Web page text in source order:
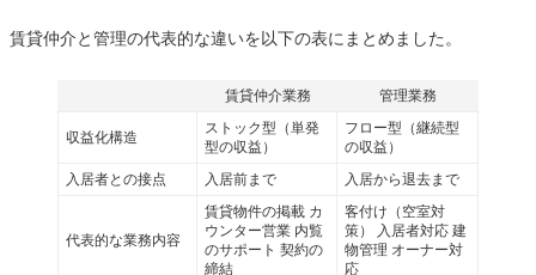
賃貸仲介と管理の代表的な違いを以下の表にまとめました。
賃貸仲介業務 管理業務
収益化構造
ストック型（単発
型の収益）
フロー型（継続型
の収益）
入居者との接点 入居前まで 入居から退去まで
代表的な業務内容
賃貸物件の掲載 カ
ウンター営業 内覧
のサポート 契約の
締結
客付け（空室対
策） 入居者対応 建
物管理 オーナー対
応